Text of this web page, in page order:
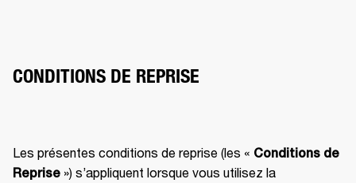
CONDITIONS DE REPRISE
Les présentes conditions de reprise (les « Conditions de
Reprise ») s’appliquent lorsque vous utilisez la